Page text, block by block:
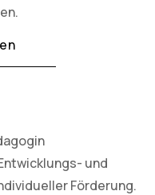
und
Förderung.